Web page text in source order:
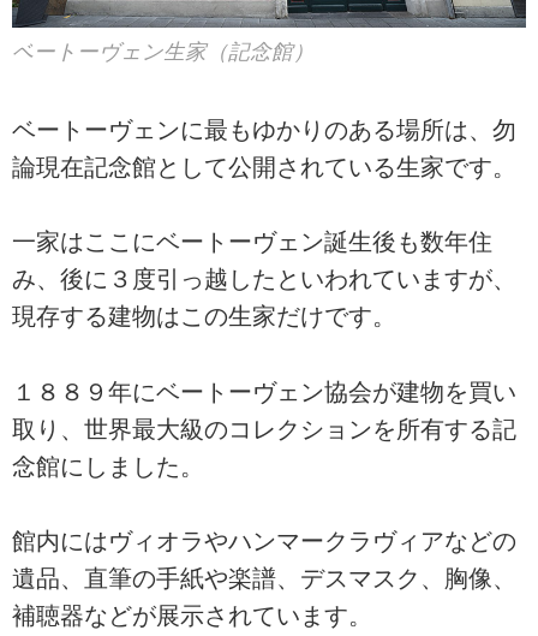
ベートーヴェン生家（記念館）
ベートーヴェンに最もゆかりのある場所は、勿
論現在記念館として公開されている生家です。
一家はここにベートーヴェン誕生後も数年住
み、後に３度引っ越したといわれていますが、
現存する建物はこの生家だけです。
１８８９年にベートーヴェン協会が建物を買い
取り、世界最大級のコレクションを所有する記
念館にしました。
館内にはヴィオラやハンマークラヴィアなどの
遺品、直筆の手紙や楽譜、デスマスク、胸像、
補聴器などが展示されています。